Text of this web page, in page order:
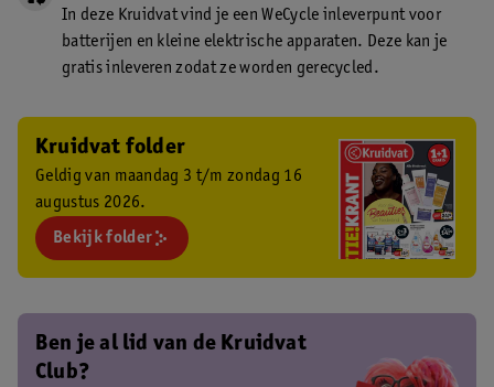
In deze Kruidvat vind je een WeCycle inleverpunt voor
batterijen en kleine elektrische apparaten. Deze kan je
gratis inleveren zodat ze worden gerecycled.
Kruidvat folder
Geldig van maandag 3 t/m zondag 16
augustus 2026.
Bekijk folder
Ben je al lid van de Kruidvat
Club?